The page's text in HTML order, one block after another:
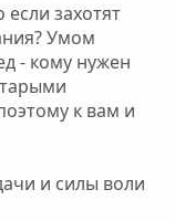
захотят
Умом
- кому нужен
к вам и
и силы воли